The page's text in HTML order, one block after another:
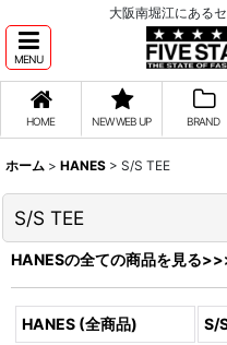
大阪南堀江にある
MENU
HOME NEW WEB UP BRAND
ホーム > HANES > S/S TEE
S/S TEE
HANESの全ての商品を見る
HANES (全商品) S/